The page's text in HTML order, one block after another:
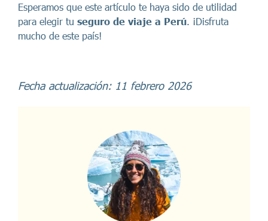
Esperamos que este artículo te haya sido de utilidad
para elegir tu seguro de viaje a Perú . ¡Disfruta
mucho de este país!
Fecha actualización: 11 febrero 2026